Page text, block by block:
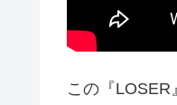
この『LOSER